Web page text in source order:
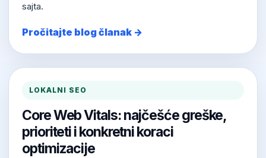
sajta.
Pročitajte blog članak →
LOKALNI SEO
Core Web Vitals: najčešće greške,
prioriteti i konkretni koraci
optimizacije